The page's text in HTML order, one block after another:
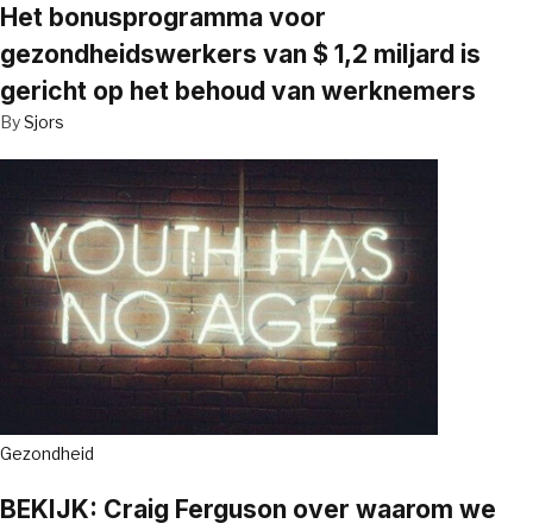
Het bonusprogramma voor
gezondheidswerkers van $ 1,2 miljard is
gericht op het behoud van werknemers
BySjors
Gezondheid
BEKIJK: Craig Ferguson over waarom we